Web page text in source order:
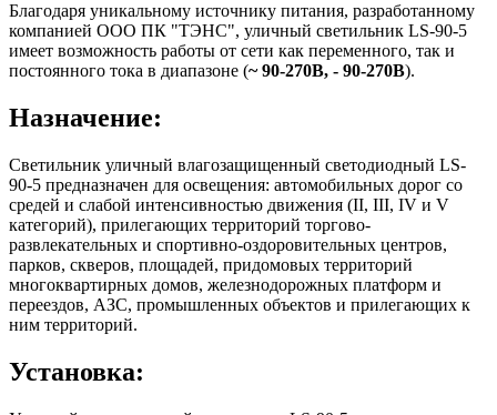
Благодаря уникальному источнику питания, разработанному
компанией ООО ПК "ТЭНС", уличный светильник LS-90-5
имеет возможность работы от сети как переменного, так и
постоянного тока в диапазоне (~ 90-270В, - 90-270В).
Назначение:
Светильник уличный влагозащищенный светодиодный LS-
90-5 предназначен для освещения: автомобильных дорог со
средей и слабой интенсивностью движения (II, III, IV и V
категорий), прилегающих территорий торгово-
развлекательных и спортивно-оздоровительных центров,
парков, скверов, площадей, придомовых территорий
многоквартирных домов, железнодорожных платформ и
переездов, АЗС, промышленных объектов и прилегающих к
ним территорий.
Установка: